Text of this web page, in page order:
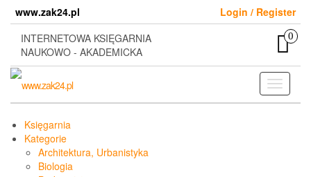
content
www.zak24.pl
Login / Register
INTERNETOWA KSIĘGARNIA
NAUKOWO - AKADEMICKA
0
Toggle
Księgarnia
Kategorie
Architektura, Urbanistyka
Biologia